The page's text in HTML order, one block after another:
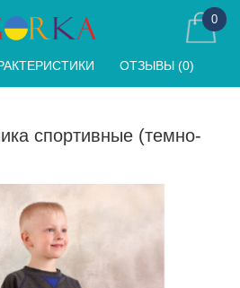
0
спортивные (темно-
ОТЗЫВЫ (0)